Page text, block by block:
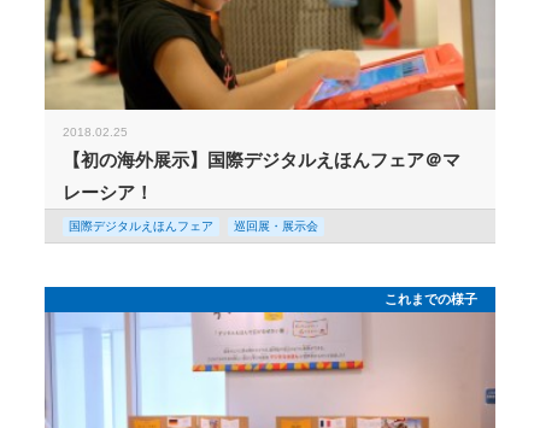
2018.02.25
【初の海外展示】国際デジタルえほんフェア＠マ
レーシア！
国際デジタルえほんフェア 巡回展・展示会
これまでの様子